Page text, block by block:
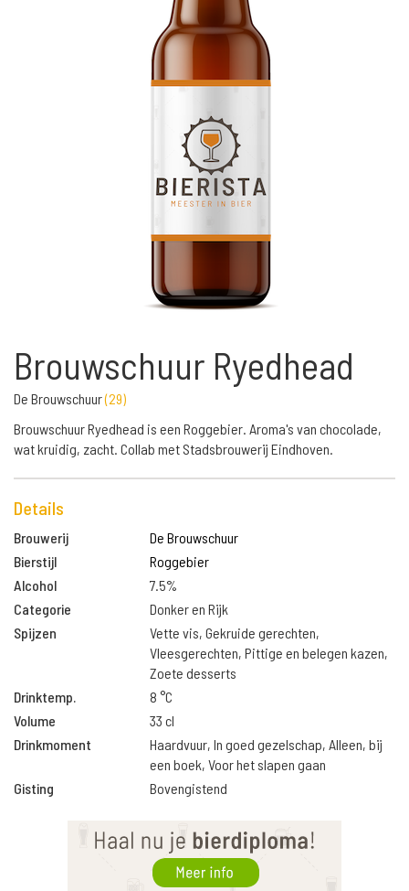
Brouwschuur Ryedhead
De Brouwschuur(29)
Brouwschuur Ryedhead is een Roggebier. Aroma's van chocolade,
wat kruidig, zacht. Collab met Stadsbrouwerij Eindhoven.
Details
Brouwerij
De Brouwschuur
Bierstijl
Roggebier
Alcohol
7.5%
Categorie
Donker en Rijk
Spijzen
Vette vis, Gekruide gerechten,
Vleesgerechten, Pittige en belegen kazen,
Zoete desserts
Drinktemp.
8 °C
Volume
33 cl
Drinkmoment
Haardvuur, In goed gezelschap, Alleen, bij
een boek, Voor het slapen gaan
Gisting
Bovengistend